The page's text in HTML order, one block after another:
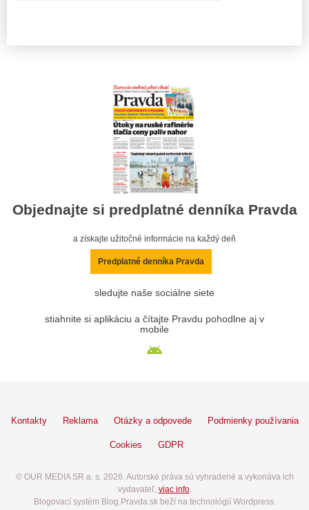
Objednajte si predplatné denníka Pravda
a získajte užitočné informácie na každý deň
Predplatné denníka Pravda
sledujte naše sociálne siete
stiahnite si aplikáciu a čítajte Pravdu pohodlne aj v
mobile
Kontakty Reklama Otázky a odpovede Podmienky používania
Cookies GDPR
© OUR MEDIA SR a. s. 2026. Autorské práva sú vyhradené a vykonáva ich
vydavateľ, viac info.
Blogovací systém Blog.Pravda.sk beží na technológií Wordpress.